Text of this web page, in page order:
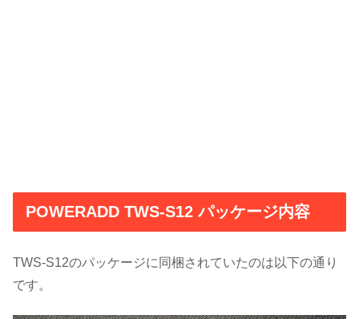
POWERADD TWS-S12 パッケージ内容
TWS-S12のパッケージに同梱されていたのは以下の通り
です。